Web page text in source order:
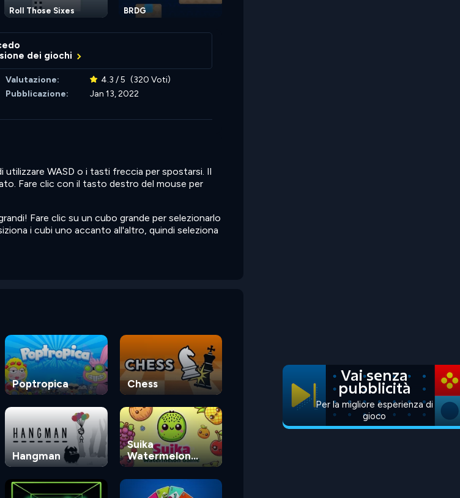
Roll Those Sixes BRDG
dei giochi
Valutazione: 4.3 / 5 (320 Voti)
Pubblicazione:
Jan 13, 2022
utilizzare WASD o i tasti freccia per spostarsi. Il
Fare clic con il tasto destro del mouse per
Fare clic su un cubo grande per selezionarlo
i cubi uno accanto all'altro, quindi seleziona
Poptropica Chess
Hangman
Suika
Watermelon
Game
Vai senza
pubblicità
Per la migliore esperienza di
gioco